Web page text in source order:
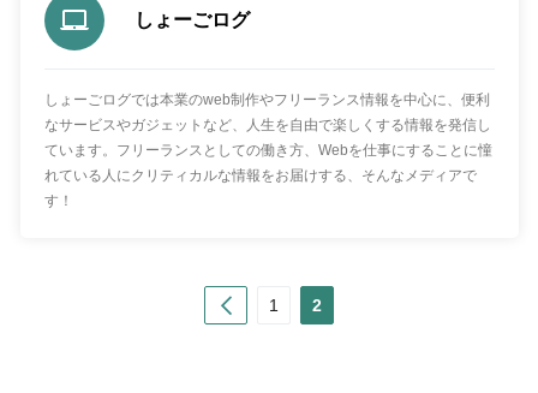
しょーごログ
しょーごログでは本業のweb制作やフリーランス情報を中心に、便利
なサービスやガジェットなど、人生を自由で楽しくする情報を発信し
ています。フリーランスとしての働き方、Webを仕事にすることに憧
れている人にクリティカルな情報をお届けする、そんなメディアで
す！
Prev1 2